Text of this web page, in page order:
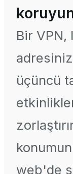
Bir VPN,
üçüncü
web'de